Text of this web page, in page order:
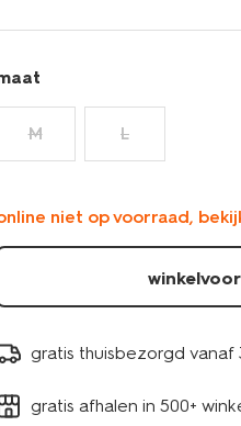
M L
niet op voorraad,
gratis thuisbezorgd vanaf
gratis afhalen in 500+